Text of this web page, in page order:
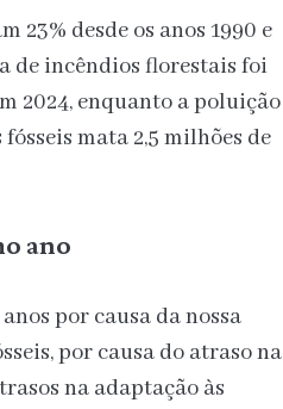
23% desde os anos 1990 e
de incêndios florestais foi
2024, enquanto a poluição
mata 2,5 milhões de
ano
por causa da nossa
por causa do atraso na
na adaptação às